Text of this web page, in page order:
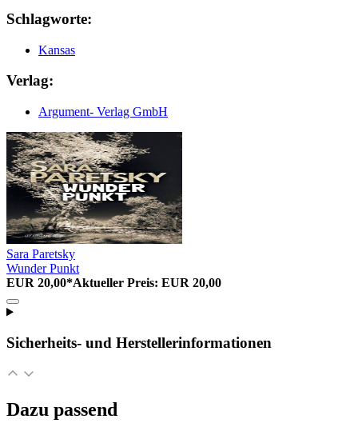
Schlagworte:
Kansas
Verlag:
Argument- Verlag GmbH
Sara Paretsky
Wunder Punkt
EUR 20,00*Aktueller Preis: EUR 20,00
Sicherheits- und Herstellerinformationen
Dazu passend